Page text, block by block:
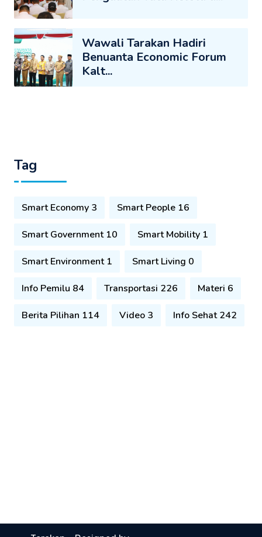
Wawali Tarakan Hadiri
Benuanta Economic Forum
Kalt...
Tag
Smart Economy 3 Smart People 16
Smart Government 10 Smart Mobility 1
Smart Environment 1 Smart Living 0
Info Pemilu 84 Transportasi 226 Materi 6
Berita Pilihan 114 Video 3 Info Sehat 242